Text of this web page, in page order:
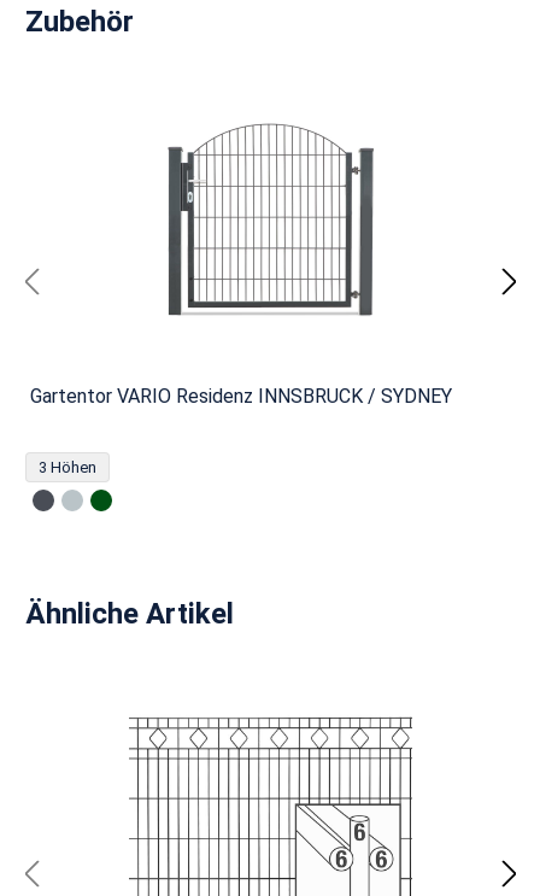
Produktgalerie überspringen
Zubehör
Gartentor VARIO Residenz INNSBRUCK / SYDNEY
3 Höhen
Produktgalerie überspringen
Ähnliche Artikel